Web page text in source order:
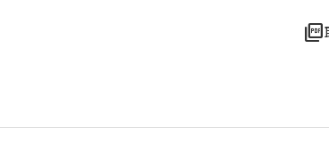
picture_as_pdf